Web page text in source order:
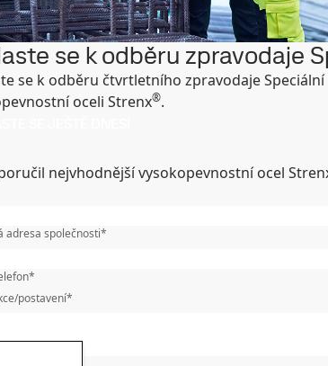
se k odběru zpravodaje
se k odběru čtvrtletního zpravodaje
oceli Strenx®.
nejvhodnější vysokopevnostní ocel
adresa společnosti*
*
postavení*